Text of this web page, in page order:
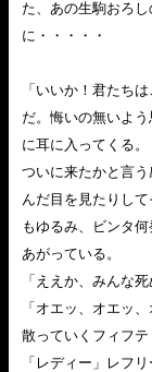
た、あの生駒おろ
に・・・・・
「いいか！君たち
だ。悔いの無いよ
に耳に入ってくる。
ついに来たかと言
んだ目を見たりし
もゆるみ、ビンタ
あがっている。
「ええか、みんな
「オエッ、オエッ
散っていくフィフテ
「レディー」レフ